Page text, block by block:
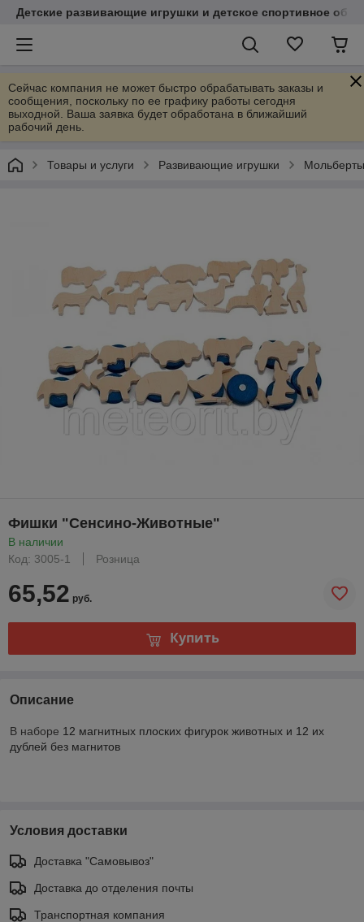
Детские развивающие игрушки и детское спортивное
Сейчас компания не может быстро обрабатывать заказы и
сообщения, поскольку по ее графику работы сегодня
выходной. Ваша заявка будет обработана в ближайший
рабочий день.
Товары и услуги Развивающие игрушки
Фишки "Сенсино-Животные"
В наличии
Код: 3005-1
Розница
65,52 руб.
Купить
Описание
В наборе 12 магнитных плоских фигурок животных и 12 их
дублей без магнитов
Условия доставки
Доставка "Самовывоз"
Доставка до отделения почты
Транспортная компания